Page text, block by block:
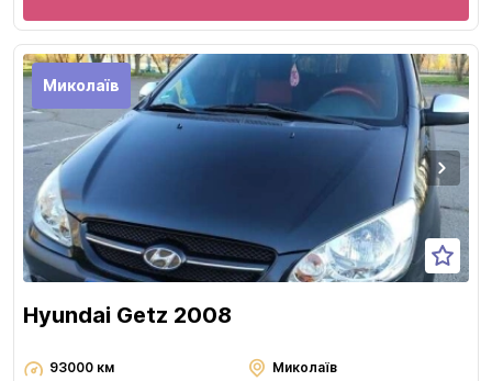
Миколаїв
Hyundai Getz 2008
93000 км Миколаїв